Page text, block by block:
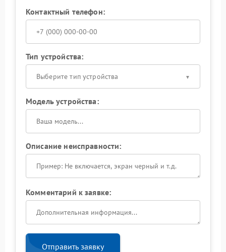
Контактный телефон:
Тип устройства:
Выберите тип устройства
Модель устройства:
Описание неисправности:
Комментарий к заявке:
Отправить заявку